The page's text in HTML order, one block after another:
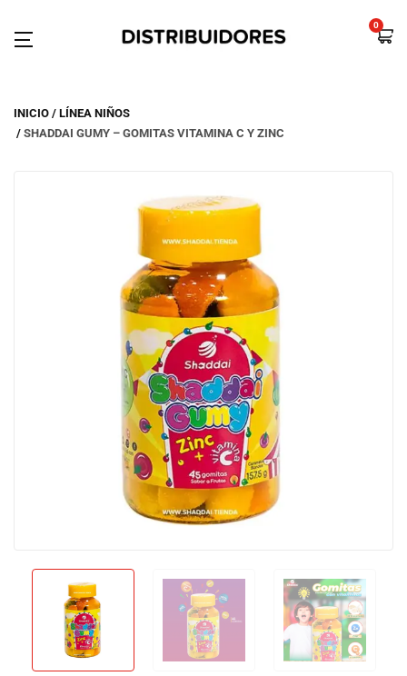
0
INICIO
LÍNEA NIÑOS
SHADDAI GUMY – GOMITAS VITAMINA C Y ZINC